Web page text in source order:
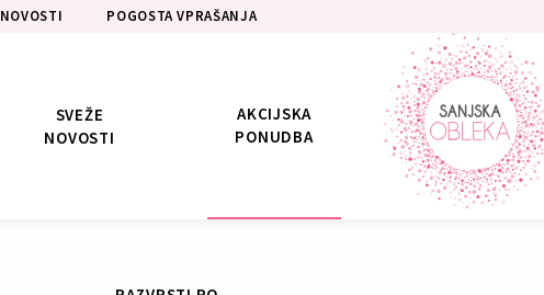
NOVOSTI POGOSTA VPRAŠANJA
SVEŽE
NOVOSTI
AKCIJSKA
PONUDBA